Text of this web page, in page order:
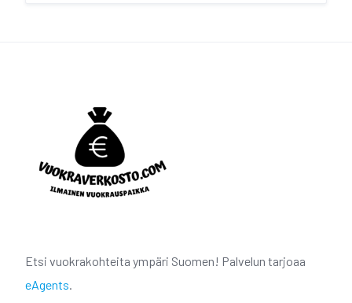
Etsi vuokrakohteita ympäri Suomen! Palvelun tarjoaa
eAgents.